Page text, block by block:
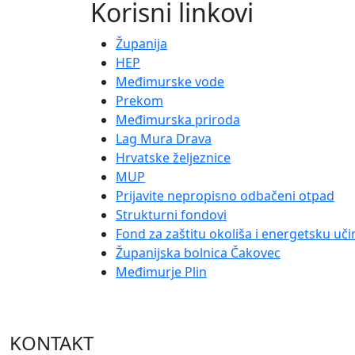
Korisni linkovi
Županija
HEP
Međimurske vode
Prekom
Međimurska priroda
Lag Mura Drava
Hrvatske željeznice
MUP
Prijavite nepropisno odbačeni otpad
Strukturni fondovi
Fond za zaštitu okoliša i energetsku
Županijska bolnica Čakovec
Međimurje Plin
KONTAKT